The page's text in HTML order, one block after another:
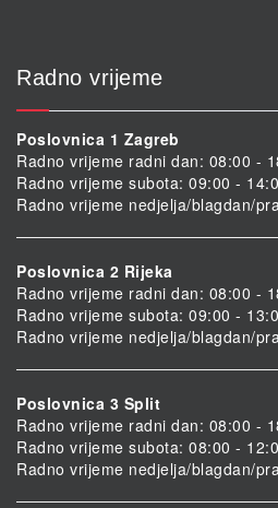
Radno vrijeme
Poslovnica 1 Zagreb
Radno vrijeme radni dan: 08:00 -
Radno vrijeme subota: 09:00 -
Radno vrijeme nedjelja/blagdan/
Poslovnica 2 Rijeka
Radno vrijeme radni dan: 08:00 -
Radno vrijeme subota: 09:00 -
Radno vrijeme nedjelja/blagdan/
Poslovnica 3 Split
Radno vrijeme radni dan: 08:00 -
Radno vrijeme subota: 08:00 -
Radno vrijeme nedjelja/blagdan/